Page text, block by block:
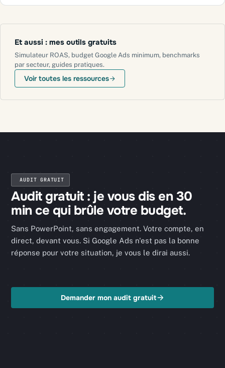
Et aussi : mes outils gratuits
Simulateur ROAS, budget Google Ads minimum, benchmarks
par secteur, guides pratiques.
Voir toutes les ressources
AUDIT GRATUIT
Audit gratuit : je vous dis en 30
min ce qui brûle votre budget.
Sans PowerPoint, sans engagement. Votre compte, en
direct, devant vous. Si Google Ads n'est pas la bonne
réponse pour votre situation, je vous le dirai aussi.
Demander mon audit gratuit